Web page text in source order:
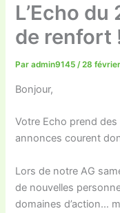
L’Echo
de renfort
Paradmin9145/28
Bonjour,
Votre Echo prend des
annonces courent
Lors de notre AG
de nouvelles
domaines d’action…